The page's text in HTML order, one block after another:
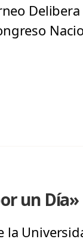
Delibera
un Día»
la